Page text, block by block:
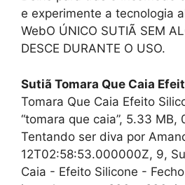
e experimente a tecnologia
WebO ÚNICO SUTIÃ SEM
DESCE DURANTE O USO.
Sutiã Tomara Que Caia
Tomara Que Caia Efeito
“tomara que caia”, 5.33 MB,
Tentando ser diva por
12T02:58:53.000000Z, 9,
Caia - Efeito Silicone -